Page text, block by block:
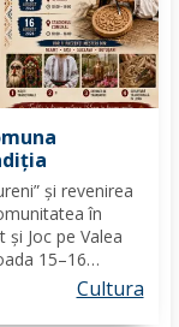
și revenirea
în
și Joc pe Valea
15–16
unul dintre
Cultura